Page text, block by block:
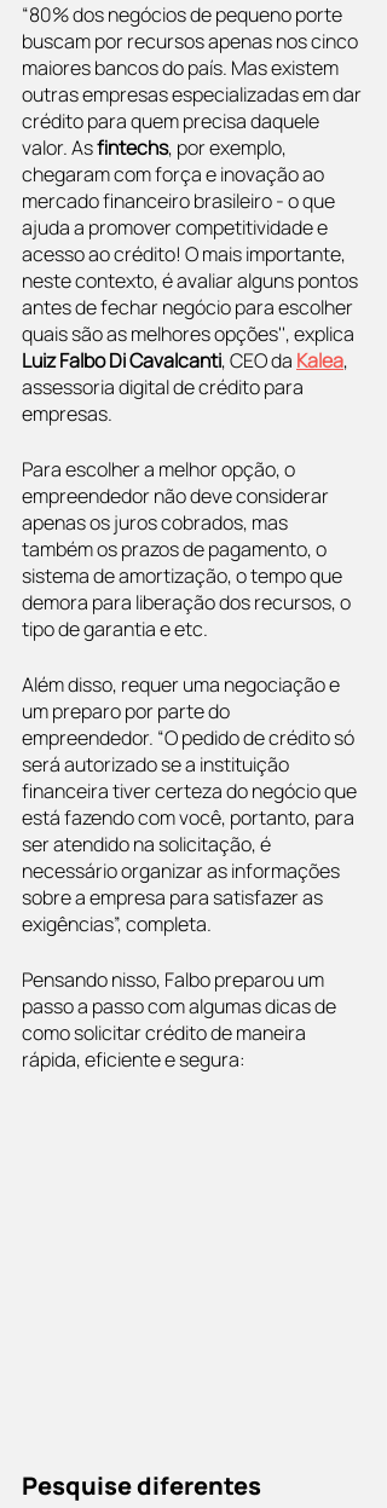
“80% dos negócios de pequeno porte
buscam por recursos apenas nos cinco
maiores bancos do país. Mas existem
outras empresas especializadas em dar
crédito para quem precisa daquele
valor. As fintechs, por exemplo,
chegaram com força e inovação ao
mercado financeiro brasileiro - o que
ajuda a promover competitividade e
acesso ao crédito! O mais importante,
neste contexto, é avaliar alguns pontos
antes de fechar negócio para escolher
quais são as melhores opções'', explica
Luiz Falbo Di Cavalcanti, CEO da Kalea,
assessoria digital de crédito para
empresas.
Para escolher a melhor opção, o
empreendedor não deve considerar
apenas os juros cobrados, mas
também os prazos de pagamento, o
sistema de amortização, o tempo que
demora para liberação dos recursos, o
tipo de garantia e etc.
Além disso, requer uma negociação e
um preparo por parte do
empreendedor. “O pedido de crédito só
será autorizado se a instituição
financeira tiver certeza do negócio que
está fazendo com você, portanto, para
ser atendido na solicitação, é
necessário organizar as informações
sobre a empresa para satisfazer as
exigências”, completa.
Pensando nisso, Falbo preparou um
passo a passo com algumas dicas de
como solicitar crédito de maneira
rápida, eficiente e segura:
Pesquise diferentes